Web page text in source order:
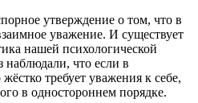
утверждение о том, что в
уважение. И существует
нашей психологической
что если в
требует уважения к себе,
в одностороннем порядке.